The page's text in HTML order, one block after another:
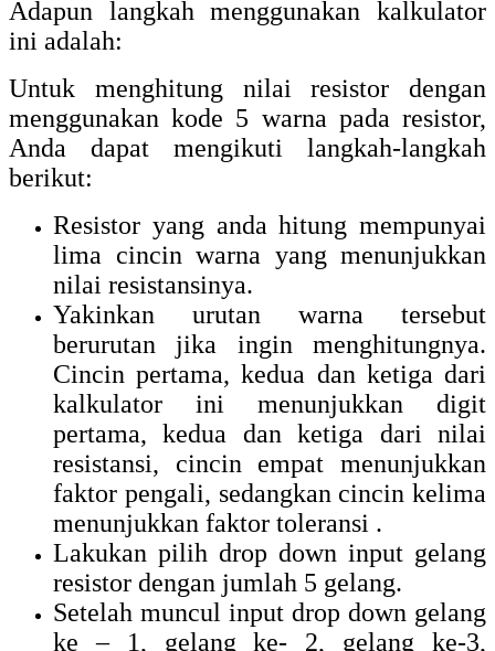
Adapun langkah menggunakan kalkulator
ini adalah:
Untuk menghitung nilai resistor dengan
menggunakan kode 5 warna pada resistor,
Anda dapat mengikuti langkah-langkah
berikut:
Resistor yang anda hitung mempunyai
lima cincin warna yang menunjukkan
nilai resistansinya.
Yakinkan urutan warna tersebut
berurutan jika ingin menghitungnya.
Cincin pertama, kedua dan ketiga dari
kalkulator ini menunjukkan digit
pertama, kedua dan ketiga dari nilai
resistansi, cincin empat menunjukkan
faktor pengali, sedangkan cincin kelima
menunjukkan faktor toleransi .
Lakukan pilih drop down input gelang
resistor dengan jumlah 5 gelang.
Setelah muncul input drop down gelang
ke – 1, gelang ke- 2, gelang ke-3,